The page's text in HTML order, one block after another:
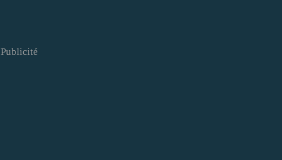
Publicité